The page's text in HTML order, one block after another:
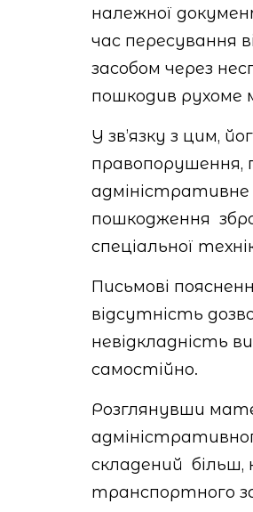
належної
час пересування
засобом через
пошкодив рухоме
У зв’язку з цим,
правопорушення,
пошкодження
спеціальної
Письмові
відсутність
невідкладність
самостійно.
Розглянувши
складений більш,
транспортного